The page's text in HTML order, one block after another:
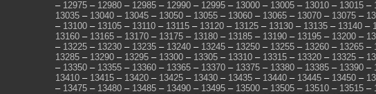
– 12975 – 12980 – 12985 – 12990 – 12995 – 13000 – 13005 – 13010 – 13015 –
13035 – 13040 – 13045 – 13050 – 13055 – 13060 – 13065 – 13070 – 13075 –
– 13100 – 13105 – 13110 – 13115 – 13120 – 13125 – 13130 – 13135 – 13140 –
13160 – 13165 – 13170 – 13175 – 13180 – 13185 – 13190 – 13195 – 13200 –
– 13225 – 13230 – 13235 – 13240 – 13245 – 13250 – 13255 – 13260 – 13265 –
13285 – 13290 – 13295 – 13300 – 13305 – 13310 – 13315 – 13320 – 13325 –
– 13350 – 13355 – 13360 – 13365 – 13370 – 13375 – 13380 – 13385 – 13390 –
13410 – 13415 – 13420 – 13425 – 13430 – 13435 – 13440 – 13445 – 13450 –
– 13475 – 13480 – 13485 – 13490 – 13495 – 13500 – 13505 – 13510 – 13515 –